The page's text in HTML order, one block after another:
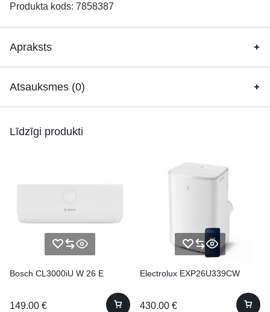
Produkta kods: 7858387
Apraksts
Atsauksmes (0)
Līdzīgi produkti
Bosch CL3000iU W 26 E
149.00 €
Electrolux EXP26U339CW
430.00 €